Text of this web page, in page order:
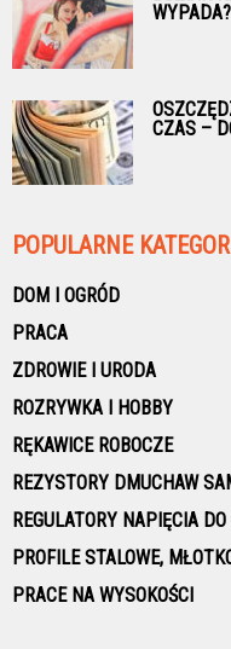
WYPADA?
CZAS –
POPULARNE
DOM I OGRÓD
PRACA
ZDROWIE I URODA
ROZRYWKA I HOBBY
RĘKAWICE ROBOCZE
REZYSTORY DMUCHAW
REGULATORY NAPIĘCIA DO
PROFILE STALOWE,
PRACE NA WYSOKOŚCI